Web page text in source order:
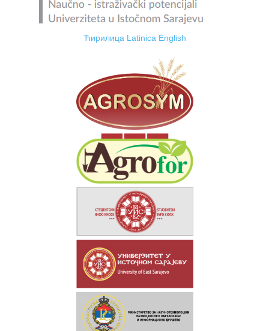
Ћирилица Latinica English